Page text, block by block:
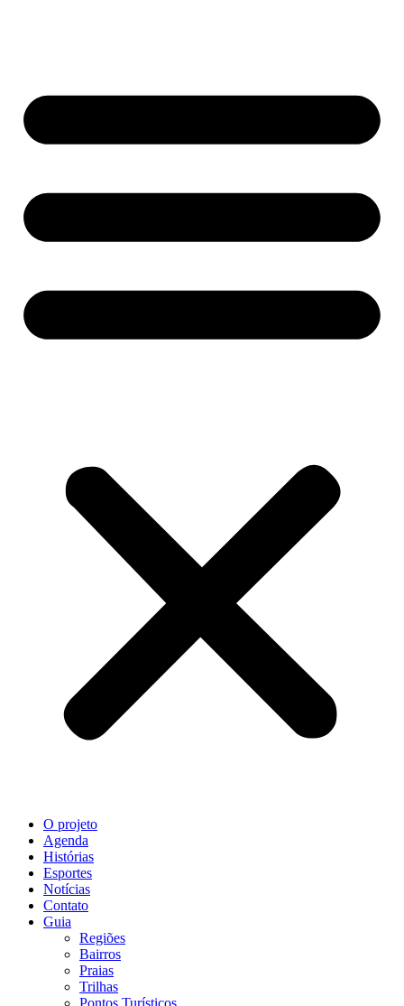
O projeto
Agenda
Histórias
Esportes
Notícias
Contato
Guia
Regiões
Bairros
Praias
Trilhas
Pontos Turísticos